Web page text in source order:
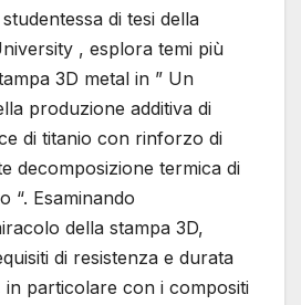
di tesi della
, esplora temi più
3D metal in ” Un
produzione additiva di
di titanio con rinforzo di
decomposizione termica di
“. Esaminando
della stampa 3D,
di resistenza e durata
in particolare con i compositi